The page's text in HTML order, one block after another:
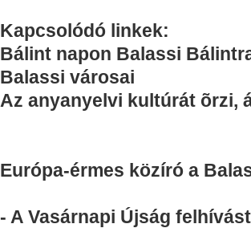
Kapcsolódó linkek:
Bálint napon Balassi
Balassi városai
Az anyanyelvi kultúrát õrzi,
Európa-érmes közíró a
- A Vasárnapi Újság